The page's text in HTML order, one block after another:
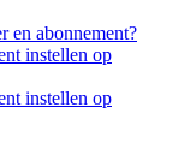
en abonnement?
instellen op
instellen op